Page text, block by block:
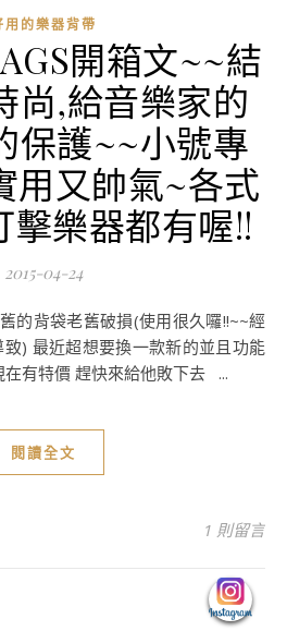
用的樂器背帶
開箱文~~結
尚,給音樂家的
保護~~小號專
用又帥氣~各式
擊樂器都有喔!!
2015-04-24
) 最近超想要換一款新的並且功能
有特價 趕快來給他敗下去 ...
閱讀全文
1 則留言